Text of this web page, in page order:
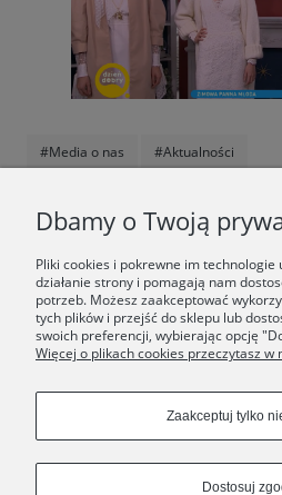
#Media o nas #Aktualności
Dołącz do nas:
Copyrights © 2024 - ORSKA
Dbamy o Twoją
Pliki cookies i pokrewne im
działanie strony i pomagają nam
potrzeb. Możesz zaakceptować
tych plików i przejść do sklepu lub
swoich preferencji, wybierając opcję
Więcej o plikach cookies przeczytasz w
Zaakceptuj tylko
Dostosuj